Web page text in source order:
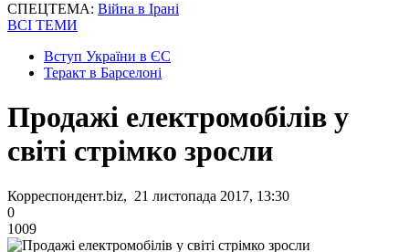
СПЕЦТЕМА: Війна в Ірані
ВСІ ТЕМИ
Вступ України в ЄС
Теракт в Барселоні
Продажі електромобілів у
світі стрімко зросли
Корреспондент.biz, 21 листопада 2017, 13:30
0
1009